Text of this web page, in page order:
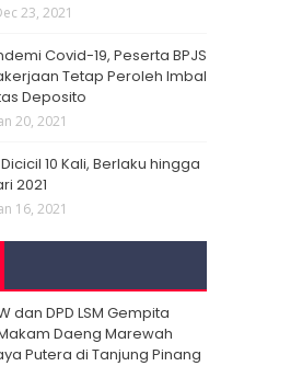
23, 2021
Covid-19, Peserta BPJS
Tetap Peroleh Imbal
Deposito
20, 2021
10 Kali, Berlaku hingga
2021
16, 2021
dan DPD LSM Gempita
Daeng Marewah
Putera di Tanjung Pinang